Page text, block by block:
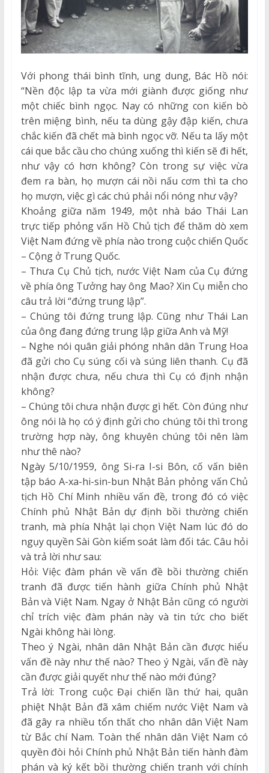
Với phong thái bình tĩnh, ung dung, Bác Hồ nói:
“Nền độc lập ta vừa mới giành được giống như
một chiếc bình ngọc. Nay có những con kiến bò
trên miệng bình, nếu ta dùng gậy đập kiến, chưa
chắc kiến đã chết mà bình ngọc vỡ. Nếu ta lấy một
cái que bắc cầu cho chúng xuống thì kiến sẽ đi hết,
như vậy có hơn không? Còn trong sự việc vừa
đem ra bàn, họ mượn cái nồi nấu cơm thì ta cho
họ mượn, việc gì các chú phải nổi nóng như vậy?
Khoảng giữa năm 1949, một nhà báo Thái Lan
trực tiếp phỏng vấn Hồ Chủ tịch để thăm dò xem
Việt Nam đứng về phía nào trong cuộc chiến Quốc
– Cộng ở Trung Quốc.
– Thưa Cụ Chủ tịch, nước Việt Nam của Cụ đứng
về phía ông Tưởng hay ông Mao? Xin Cụ miễn cho
câu trả lời “đứng trung lập”.
– Chúng tôi đứng trung lập. Cũng như Thái Lan
của ông đang đứng trung lập giữa Anh và Mỹ!
– Nghe nói quân giải phóng nhân dân Trung Hoa
đã gửi cho Cụ súng cối và súng liên thanh. Cụ đã
nhận được chưa, nếu chưa thì Cụ có định nhận
không?
– Chúng tôi chưa nhận được gì hết. Còn đúng như
ông nói là họ có ý định gửi cho chúng tôi thì trong
trường hợp này, ông khuyên chúng tôi nên làm
như thê nào?
Ngày 5/10/1959, ông Si-ra I-si Bôn, cố vấn biên
tập báo A-xa-hi-sin-bun Nhật Bản phỏng vấn Chủ
tịch Hồ Chí Minh nhiều vấn đề, trong đó có việc
Chính phủ Nhật Bản dự định bồi thường chiến
tranh, mà phía Nhật lại chọn Việt Nam lúc đó do
ngụy quyền Sài Gòn kiểm soát làm đối tác. Câu hỏi
và trả lời như sau:
Hỏi: Việc đàm phán về vấn đề bồi thường chiến
tranh đã được tiến hành giữa Chính phủ Nhật
Bản và Việt Nam. Ngay ở Nhật Bản cũng có người
chỉ trích việc đàm phán này và tin tức cho biết
Ngài không hài lòng.
Theo ý Ngài, nhân dân Nhật Bản cần được hiểu
vấn đề này như thế nào? Theo ý Ngài, vấn đề này
cần được giải quyết như thế nào mới đúng?
Trả lời: Trong cuộc Đại chiến lần thứ hai, quân
phiệt Nhật Bản đã xâm chiếm nước Việt Nam và
đã gây ra nhiều tổn thất cho nhân dân Việt Nam
từ Bắc chí Nam. Toàn thể nhân dân Việt Nam có
quyền đòi hỏi Chính phủ Nhật Bản tiến hành đàm
phán và ký kết bồi thường chiến tranh với chính